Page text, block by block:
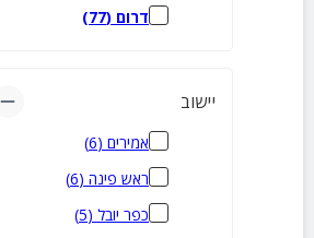
דרום (
77
)
יישוב
אמירים (
6
)
ראש פינה (
6
)
כפר יובל (
5
)